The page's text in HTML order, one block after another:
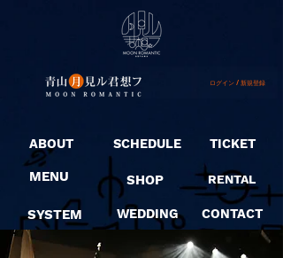
ログイン / 新規登録
ABOUT
MENU
SYSTEM
SCHEDULE
SHOP
WEDDING
TICKET
RENTAL
CONTACT